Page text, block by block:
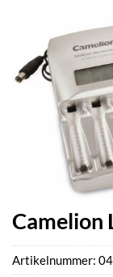
Camelion
Artikelnummer: